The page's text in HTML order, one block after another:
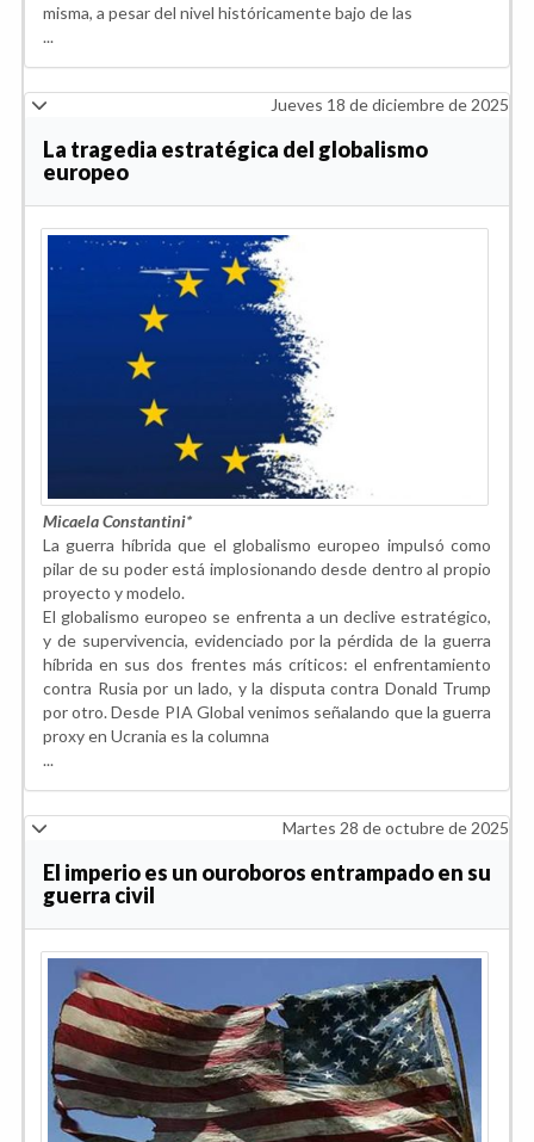
misma, a pesar del nivel históricamente bajo de las
...
Jueves 18 de diciembre de 2025
La tragedia estratégica del globalismo
europeo
Micaela Constantini*
La guerra híbrida que el globalismo europeo impulsó como
pilar de su poder está implosionando desde dentro al propio
proyecto y modelo.
El globalismo europeo se enfrenta a un declive estratégico,
y de supervivencia, evidenciado por la pérdida de la guerra
híbrida en sus dos frentes más críticos: el enfrentamiento
contra Rusia por un lado, y la disputa contra Donald Trump
por otro. Desde PIA Global venimos señalando que la guerra
proxy en Ucrania es la columna
...
Martes 28 de octubre de 2025
El imperio es un ouroboros entrampado en su
guerra civil